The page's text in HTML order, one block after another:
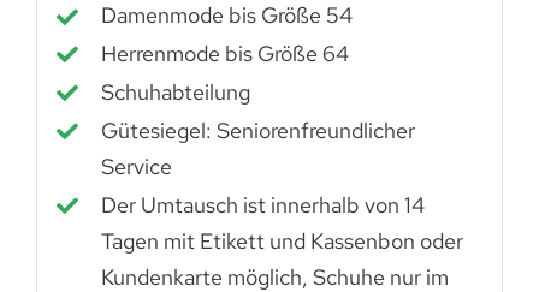
Damenmode bis Größe 54
Herrenmode bis Größe 64
Schuhabteilung
Gütesiegel: Seniorenfreundlicher
Service
Der Umtausch ist innerhalb von 14
Tagen mit Etikett und Kassenbon oder
Kundenkarte möglich, Schuhe nur im